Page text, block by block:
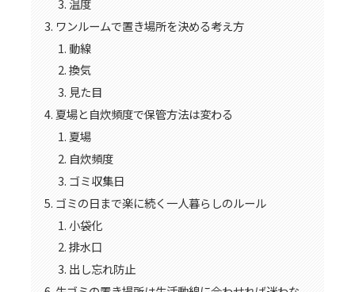
温度
ワンルームで置き場所を決める考え方
動線
換気
見た目
夏場と自炊頻度で保管方法は変わる
夏場
自炊頻度
ゴミ収集日
ゴミの日まで楽に続く一人暮らしのルール
小袋化
排水口
出し忘れ防止